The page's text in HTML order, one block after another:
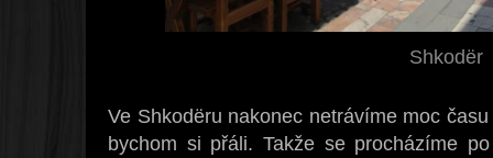
Shkodër
Ve Shkodëru nakonec netrávíme moc
bychom si přáli. Takže se procházíme